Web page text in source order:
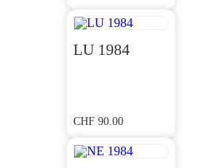
LU 1984
CHF 90.00